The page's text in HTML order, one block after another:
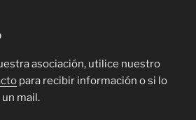
asociación, utilice nuestro
para recibir información o si lo
mail.